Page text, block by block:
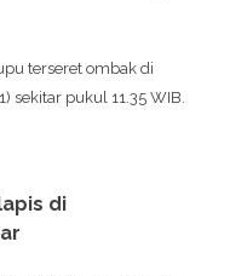
terseret ombak di
sekitar pukul 11.35 WIB.
di